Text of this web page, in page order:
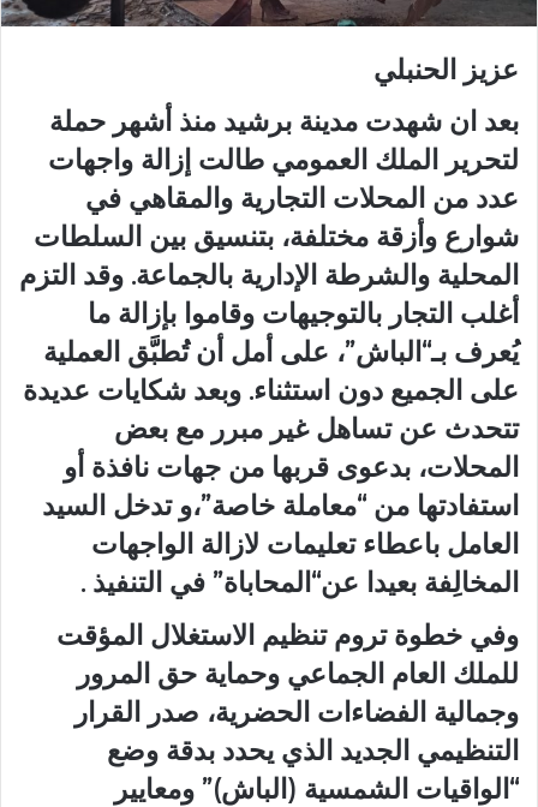
عزيز الحنبلي
بعد ان شهدت مدينة برشيد منذ أشهر حملة
لتحرير الملك العمومي طالت إزالة واجهات
عدد من المحلات التجارية والمقاهي في
شوارع وأزقة مختلفة، بتنسيق بين السلطات
المحلية والشرطة الإدارية بالجماعة. وقد التزم
أغلب التجار بالتوجيهات وقاموا بإزالة ما
يُعرف بـ“الباش”، على أمل أن تُطبَّق العملية
على الجميع دون استثناء. وبعد شكايات عديدة
تتحدث عن تساهل غير مبرر مع بعض
المحلات، بدعوى قربها من جهات نافذة أو
استفادتها من “معاملة خاصة”،و تدخل السيد
العامل باعطاء تعليمات لازالة الواجهات
المخالِفة بعيدا عن“المحاباة” في التنفيذ .
وفي خطوة تروم تنظيم الاستغلال المؤقت
للملك العام الجماعي وحماية حق المرور
وجمالية الفضاءات الحضرية، صدر القرار
التنظيمي الجديد الذي يحدد بدقة وضع
“الواقيات الشمسية (الباش)” ومعايير